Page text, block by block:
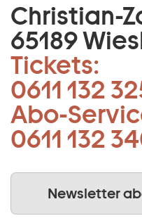
Christian-
65189
Tickets:
0611 132
Abo-
0611 132
Newsletter